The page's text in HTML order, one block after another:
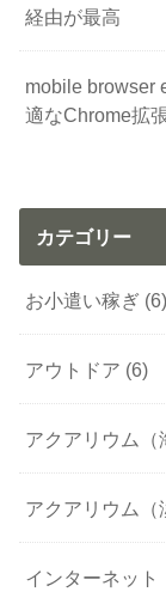
経由が最高
mobile browser
適なChrome拡
カテゴリー
お小遣い稼ぎ (6)
アウトドア (6)
アクアリウム（
アクアリウム（
インターネット